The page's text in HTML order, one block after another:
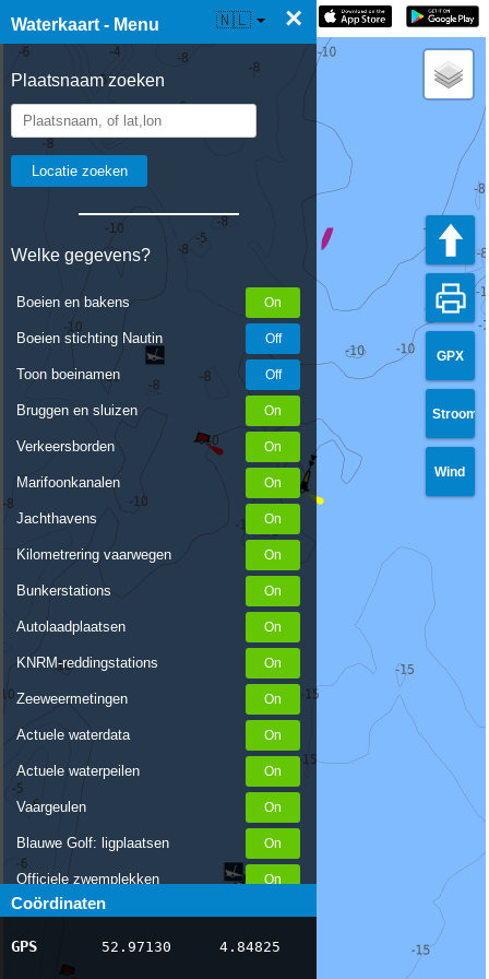
Waterkaart - Menu ×
Plaatsnaam zoeken
Welke gegevens?
Boeien en bakens
Boeien stichting Nautin
Toon boeinamen
Bruggen en sluizen
Verkeersborden
Marifoonkanalen
Jachthavens
Kilometrering vaarwegen
Bunkerstations
Autolaadplaatsen
KNRM-reddingstations
Zeeweermetingen
Actuele waterdata
Actuele waterpeilen
Vaargeulen
Blauwe Golf: ligplaatsen
Officiele zwemplekken
Stremmingen/hinder
AIS scheepsposities
Coördinaten
GPS 52.97130 4.84825
☰ Waterkaart Live 🇳🇱
GPX
Stroom
Wind